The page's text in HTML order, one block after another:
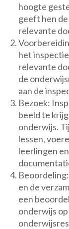
hoogte
geeft hen
relevante
het
relevante
de
aan de
Bezoek:
beeld te
onderwijs.
lessen,
leerlingen
en de
een
onderwijs